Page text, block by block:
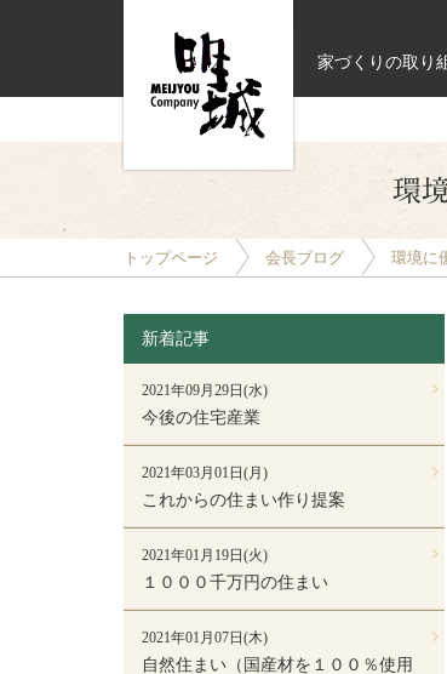
家づくりの取り
環
トップページ 会長ブログ 環境に
新着記事
2021年09月29日(水)
今後の住宅産業
2021年03月01日(月)
これからの住まい作り提案
2021年01月19日(火)
１０００千万円の住まい
2021年01月07日(木)
自然住まい（国産材を１００％使用